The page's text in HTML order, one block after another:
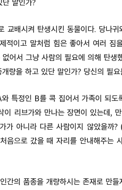
말인가?
교배시켜 탄생시킨 동물이다. 당나
적이고 말처럼 힘은 좋아서 여러 짐
어서 그냥 사람의 필요에 의해 탄생
량을 하고 있단 말인가? 당신의 필요
특정인 B를 콕 집어서 가족이 되도
리브가와 만나는 장면이 있는데,
가 아니라 다른 사람이지 않았을까?
음으로 갔을 때 자리를 안내해주는
간의 품종을 개량하시는 존재로 만들